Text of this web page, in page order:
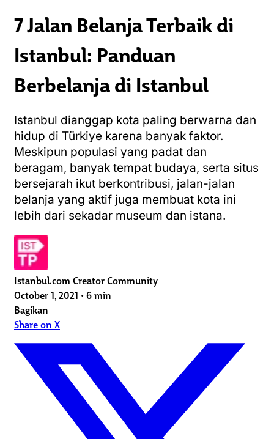
7 Jalan Belanja Terbaik di
Istanbul: Panduan
Berbelanja di Istanbul
Istanbul dianggap kota paling berwarna dan
hidup di Türkiye karena banyak faktor.
Meskipun populasi yang padat dan
beragam, banyak tempat budaya, serta situs
bersejarah ikut berkontribusi, jalan-jalan
belanja yang aktif juga membuat kota ini
lebih dari sekadar museum dan istana.
Istanbul.com Creator Community
October 1, 2021 • 6 min
Bagikan
Share on X